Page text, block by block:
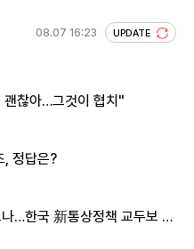
08.07 16:23 UPDATE
찮아…그것이 협치"
, 정답은?
…한국 新통상정책 교두보 활